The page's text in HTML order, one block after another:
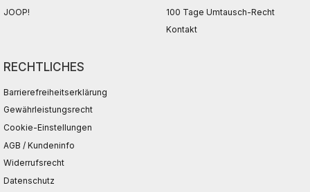
JOOP!
100 Tage Umtausch-Recht
Kontakt
RECHTLICHES
Barrierefreiheitserklärung
Gewährleistungsrecht
Cookie-Einstellungen
AGB / Kundeninfo
Widerrufsrecht
Datenschutz